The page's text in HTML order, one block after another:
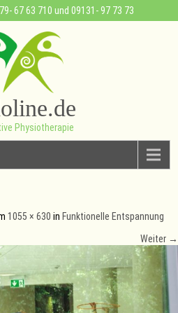
67 63 710 und 09131- 97 73 73
Physiotherapie
1055 × 630 in Funktionelle Entspannung
Weiter →